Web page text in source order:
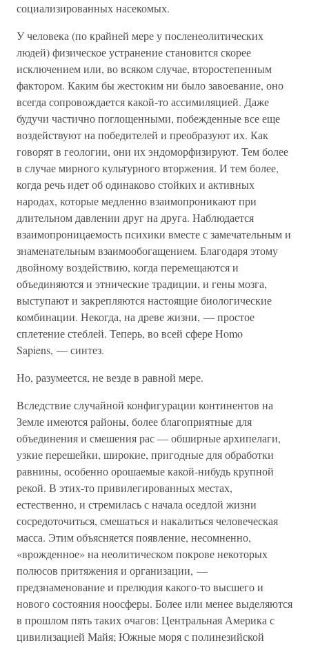
социализированных насекомых.
У человека (по крайней мере у посленеолитических
людей) физическое устранение становится скорее
исключением или, во всяком случае, второстепенным
фактором. Каким бы жестоким ни было завоевание, оно
всегда сопровождается какой-то ассимиляцией. Даже
будучи частично поглощенными, побежденные все еще
воздействуют на победителей и преобразуют их. Как
говорят в геологии, они их эндоморфизируют. Тем более
в случае мирного культурного вторжения. И тем более,
когда речь идет об одинаково стойких и активных
народах, которые медленно взаимопроникают при
длительном давлении друг на друга. Наблюдается
взаимопроницаемость психики вместе с замечательным и
знаменательным взаимообогащением. Благодаря этому
двойному воздействию, когда перемещаются и
объединяются и этнические традиции, и гены мозга,
выступают и закрепляются настоящие биологические
комбинации. Некогда, на древе жизни, — простое
сплетение стеблей. Теперь, во всей сфере Homo
Sapiens, — синтез.
Но, разумеется, не везде в равной мере.
Вследствие случайной конфигурации континентов на
Земле имеются районы, более благоприятные для
объединения и смешения рас — обширные архипелаги,
узкие перешейки, широкие, пригодные для обработки
равнины, особенно орошаемые какой-нибудь крупной
рекой. В этих-то привилегированных местах,
естественно, и стремилась с начала оседлой жизни
сосредоточиться, смешаться и накалиться человеческая
масса. Этим объясняется появление, несомненно,
«врожденное» на неолитическом покрове некоторых
полюсов притяжения и организации, —
предзнаменование и прелюдия какого-то высшего и
нового состояния ноосферы. Более или менее выделяются
в прошлом пять таких очагов: Центральная Америка с
цивилизацией Майя; Южные моря с полинезийской